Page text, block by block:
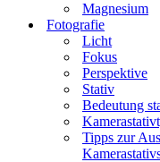
Magnesium
Fotografie
Licht
Fokus
Perspektive
Stativ
Bedeutung
Tipps zur